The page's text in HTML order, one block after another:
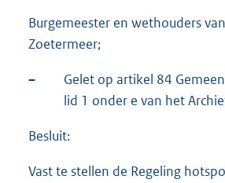
Burgemeester en wethouders
Zoetermeer;
–
Gelet op artikel 84
lid 1 onder e van het
Besluit:
Vast te stellen de Regeling